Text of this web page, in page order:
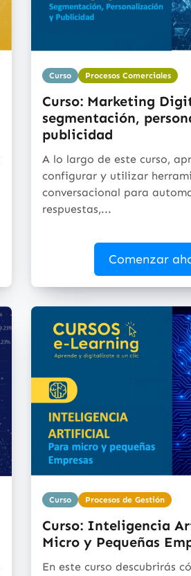
Curso Procesos Comerciales
Curso: Marketing
segmentación,
publicidad
A lo largo de este curso,
configurar y utilizar
conversacional para
respuestas,...
Comenzar
Curso Procesos de Gestión
Curso: Inteligencia
Micro y Pequeñas
En este curso descubrirás